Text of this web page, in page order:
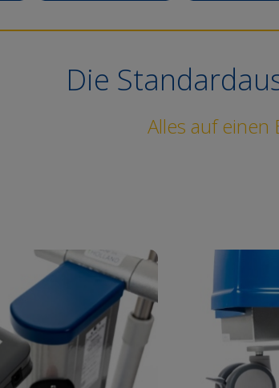
Die
Alles auf einen